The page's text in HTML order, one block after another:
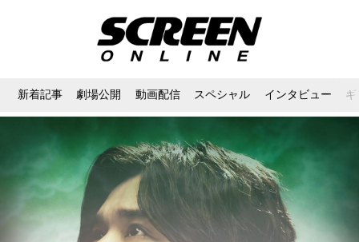
新着記事 劇場公開 動画配信 スペシャル インタビュー